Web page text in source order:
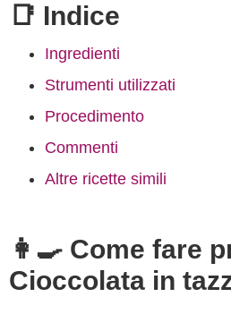
📑 Indice
Ingredienti
Strumenti utilizzati
Procedimento
Commenti
Altre ricette simili
👩‍🍳 Come fare
Cioccolata in